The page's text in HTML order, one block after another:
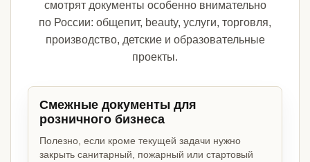
смотрят документы особенно внимательно
по России: общепит, beauty, услуги, торговля,
производство, детские и образовательные
проекты.
Смежные документы для
розничного бизнеса
Полезно, если кроме текущей задачи нужно
закрыть санитарный, пожарный или стартовый